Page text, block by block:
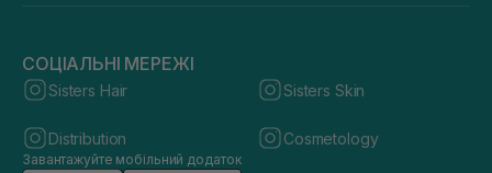
СОЦІАЛЬНІ МЕРЕЖІ
Sisters Hair Sisters Skin
Distribution Cosmetology
Завантажуйте мобільний додаток